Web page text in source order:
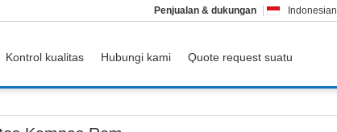
Indonesian
Penjualan & dukungan
Kontrol kualitas Hubungi kami Quote request suatu